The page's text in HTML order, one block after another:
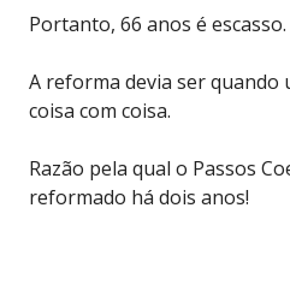
Portanto, 66 anos é escasso.
A reforma devia ser quando
coisa com coisa.
Razão pela qual o Passos
reformado há dois anos!